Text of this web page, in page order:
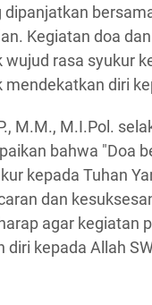
dipanjatkan
Kegiatan doa
rasa syukur
diri
M.M., M.I.Pol.
bahwa "Doa
kepada Tuhan
dan
agar kegiatan
kepada Allah